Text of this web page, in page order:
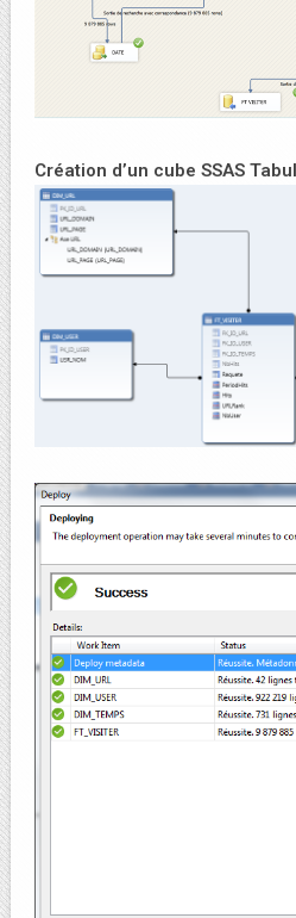
Création d’un cube SSAS